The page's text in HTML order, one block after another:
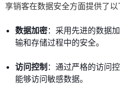
享销客在数据安全方面提供了以
数据加密：采用先进的数据
输和存储过程中的安全。
访问控制 ：通过严格的访问
能够访问敏感数据。